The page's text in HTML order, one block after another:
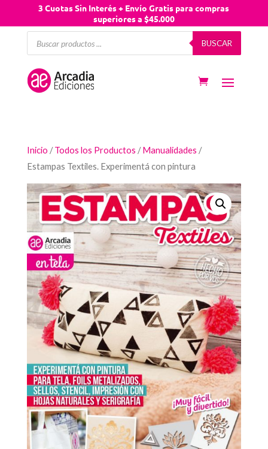
3 Cuotas Sin Interés + Envío Gratis para compras
superiores a $45.000
Búsqueda
productos
BUSCAR
Inicio /Todos los Productos /Manualidades /
Estampas Textiles. Experimentá con pintura